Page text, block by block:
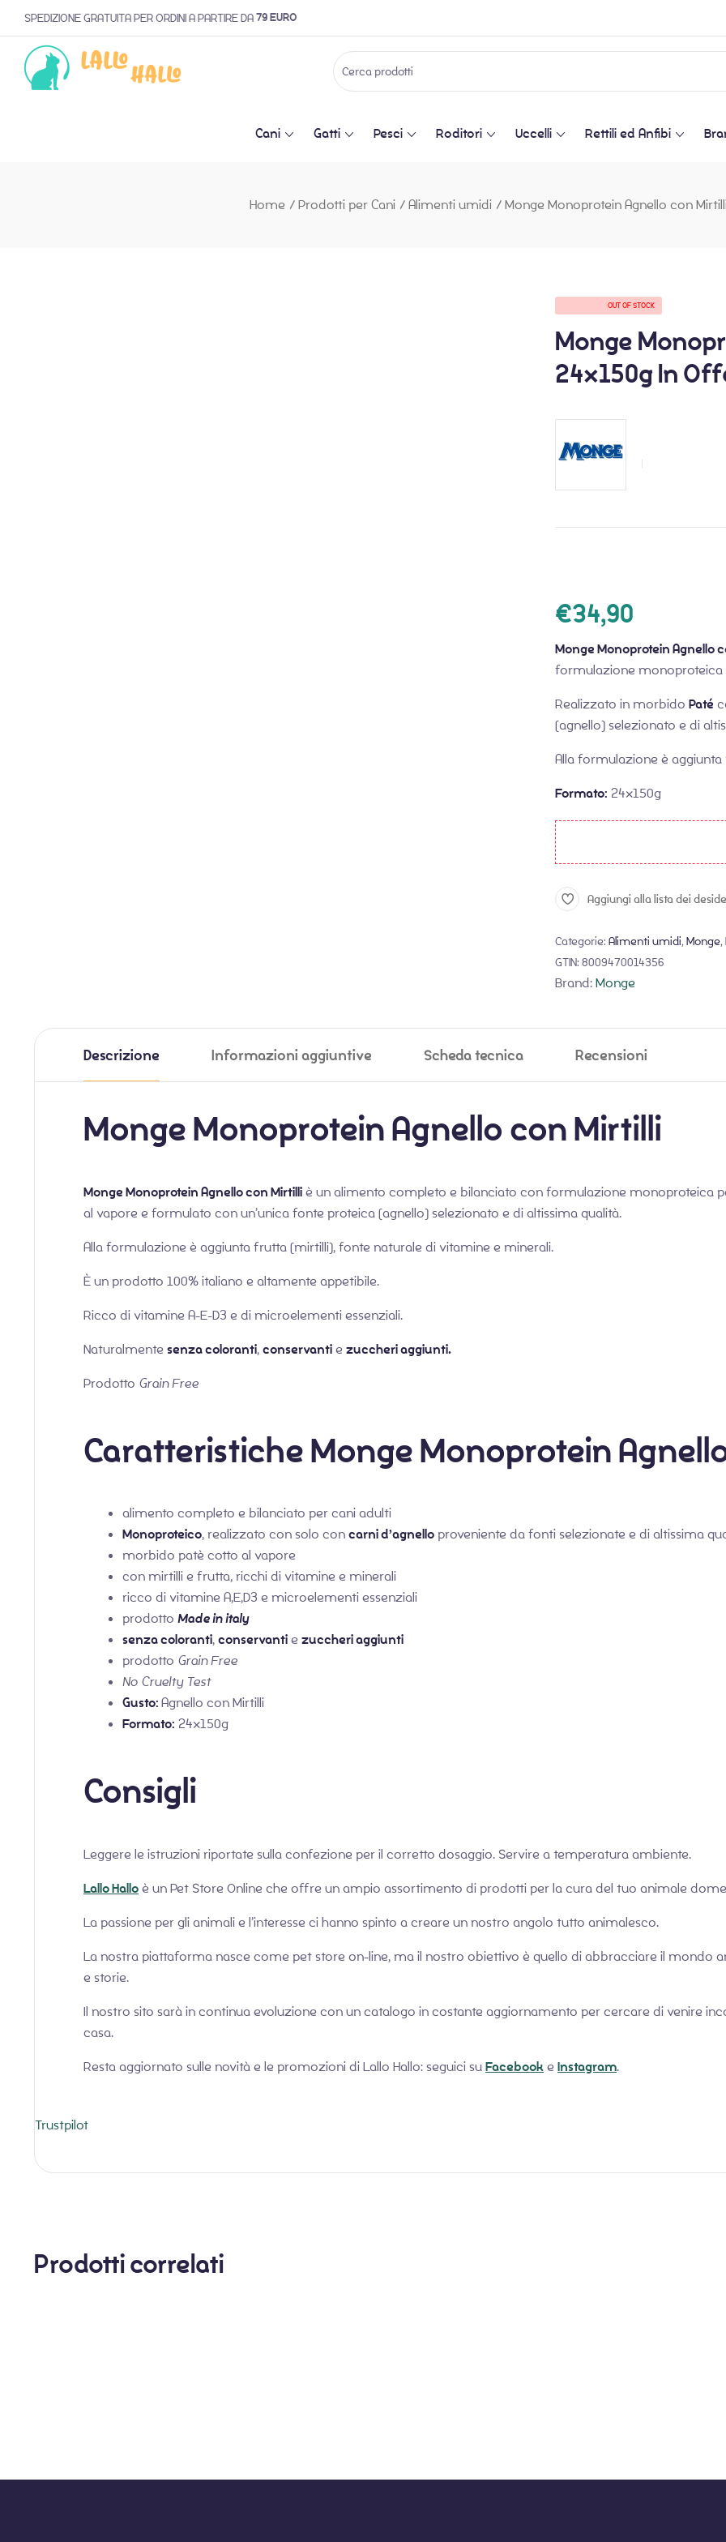
SPEDIZIONE GRATUITA PER ORDINI A PARTIRE DA79 EURO
Cani Gatti Pesci Roditori Uccelli Rettili ed Anfibi
Home / Prodotti per Cani / Alimenti umidi / Monge Monoprotein Agnello con
OUT OF STOCK
Monge
24x150g In
€34,90
Monge Monoprotein Agnello
formulazione
Realizzato in morbido Paté
(agnello) selezionato e di
Alla formulazione è
Formato: 24x150g
Aggiungi alla lista dei
Categorie: Alimenti umidi, Monge,
GTIN: 8009470014356
Brand:Monge
Descrizione Informazioni aggiuntive Scheda tecnica Recensioni
Monge Monoprotein Agnello con Mirtilli
Monge Monoprotein Agnello con Mirtilliè un alimento completo e bilanciato con formulazione monoproteica
al vapore e formulato con un’unica fonte proteica (agnello) selezionato e di altissima qualità.
Alla formulazione è aggiunta frutta (mirtilli), fonte naturale di vitamine e minerali.
È un prodotto 100% italiano e altamente appetibile.
Ricco di vitamine A-E-D3 e di microelementi essenziali.
Naturalmente senza coloranti,conservantie zuccheri aggiunti.
Prodotto Grain Free
Caratteristiche Monge Monoprotein
alimento completo e bilanciato per cani adulti
Monoproteico, realizzato con solo concarni d’agnelloproveniente da fonti selezionate e di altissima
morbido patè cotto al vapore
con mirtilli e frutta, ricchi di vitamine e minerali
ricco di vitamine A,E,D3 e microelementi essenziali
prodotto Made in italy
senza coloranti,conservantie zuccheri aggiunti
prodotto Grain Free
No Cruelty Test
Gusto:Agnello con Mirtilli
Formato: 24x150g
Consigli
Leggere le istruzioni riportate sulla confezione per il corretto dosaggio. Servire a temperatura ambiente.
Lallo Halloè un Pet Store Online che offre un ampio assortimento di prodotti per la cura del tuo animale
La passione per gli animali e l’interesse ci hanno spinto a creare un nostro angolo tutto animalesco.
La nostra piattaforma nasce come pet store on-line, ma il nostro obiettivo è quello di abbracciare il mondo
e storie.
Il nostro sito sarà in continua evoluzione con un catalogo in costante aggiornamento per cercare di venire
casa.
Resta aggiornato sulle novità e le promozioni di Lallo Hallo: seguici suFacebooke Instagram.
Trustpilot
Prodotti correlati